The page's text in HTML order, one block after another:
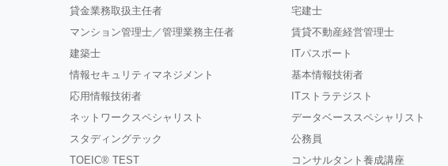
貸金業務取扱主任者
宅建士
マンション管理士／管理業務主任者
賃貸不動産経営管理士
建築士
ITパスポート
情報セキュリティマネジメント
基本情報技術者
応用情報技術者
ITストラテジスト
ネットワークスペシャリスト
データベーススペシャリスト
スタディングテック
公務員
TOEIC® TEST
コンサルタント養成講座